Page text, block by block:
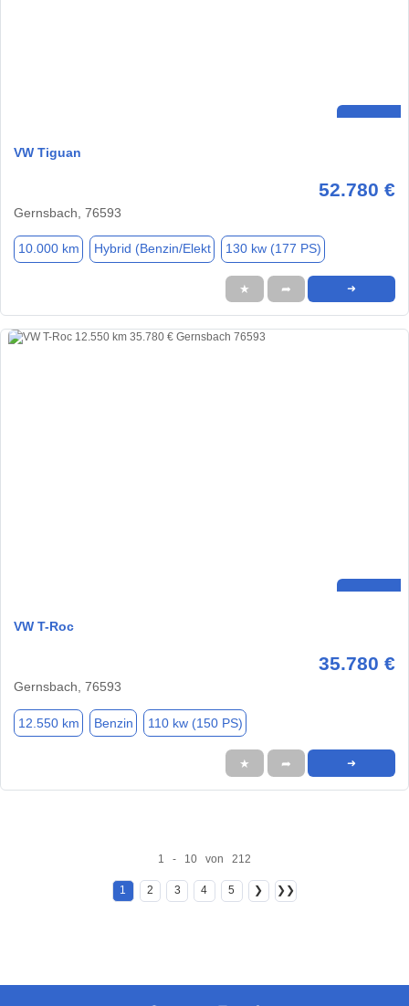
VW Tiguan
52.780 €
Gernsbach, 76593
10.000 km Hybrid (Benzin/Elekt 130 kw (177 PS)
★ ➦ ➜
VW T-Roc
35.780 €
Gernsbach, 76593
12.550 km Benzin 110 kw (150 PS)
★ ➦ ➜
1 - 10 von 212
1 2 3 4 5 ❯ ❯❯